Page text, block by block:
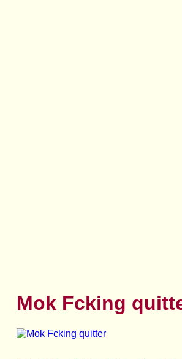
Mok Fcking